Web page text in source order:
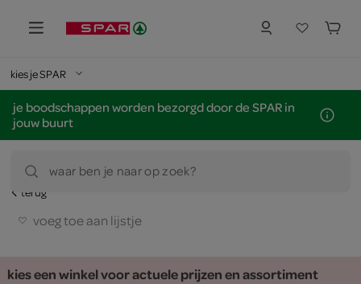
kies je SPAR
je boodschappen worden bezorgd door de SPAR in
jouw buurt
waar ben je naar op zoek?
terug
voeg toe aan lijstje
kies een winkel voor actuele prijzen en assortiment